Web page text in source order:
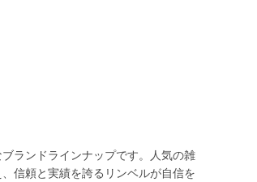
ランドラインナップです。人気の雑
信頼と実績を誇るリンベルが自信を